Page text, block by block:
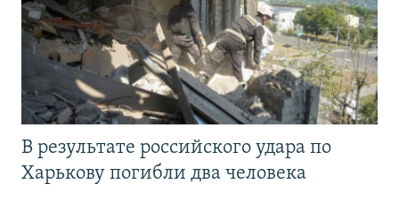
В результате российского удара по
Харькову погибли два человека